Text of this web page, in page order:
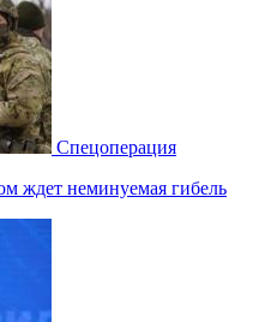
Спецоперация
ждет неминуемая гибель